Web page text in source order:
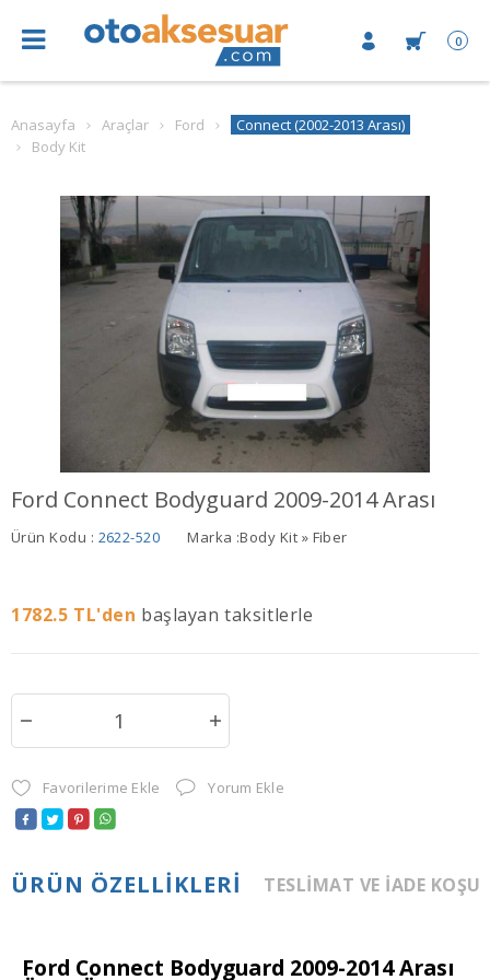
0
Anasayfa Araçlar Ford
Connect (2002-2013 Arası)
Body Kit
Ford Connect Bodyguard 2009-2014 Arası
Ürün Kodu : 2622-520 Marka :Body Kit » Fiber
1782.5 TL'den başlayan taksitlerle
Favorilerime Ekle Yorum Ekle
ÜRÜN ÖZELLIKLERI TESLIMAT VE İADE
Ford Connect Bodyguard 2009-2014 Arası